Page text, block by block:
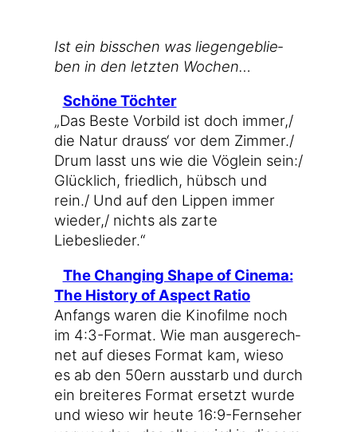
Ist ein biss­chen was lie­gen­ge­blie­
ben in den letz­ten Wochen…
Schö­ne Töchter
„Das Bes­te Vor­bild ist doch immer,/
die Natur drauss‘ vor dem Zimmer./
Drum lasst uns wie die Vög­lein sein:/
Glück­lich, fried­lich, hübsch und
rein./ Und auf den Lip­pen immer
wieder,/ nichts als zar­te
Liebeslieder.“
The Chan­ging Shape of Cine­ma:
The Histo­ry of Aspect Ratio
Anfangs waren die Kino­fil­me noch
im 4:3-Format. Wie man aus­ge­rech­
net auf die­ses For­mat kam, wie­so
es ab den 50ern aus­starb und durch
ein brei­te­res For­mat ersetzt wur­de
und wie­so wir heu­te 16:9-Fernseher